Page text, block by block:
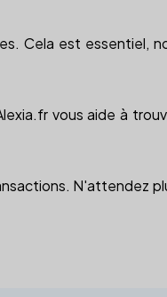
Cela est essentiel,
vous aide à
N'attendez